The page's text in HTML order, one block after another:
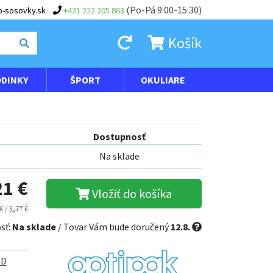
sosovky.sk +421 222 205 863 (Po-Pá 9:00-15:30)
Košík
ŠPORT OKULIARE
Dostupnosť
Na sklade
€
/3,77 €
Vložiť do košíka
Na sklade / Tovar Vám bude doručený12.8.